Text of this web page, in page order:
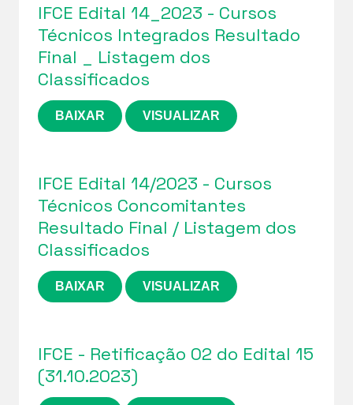
IFCE Edital 14_2023 - Cursos
Técnicos Integrados Resultado
Final _ Listagem dos
Classificados
BAIXAR VISUALIZAR
IFCE Edital 14/2023 - Cursos
Técnicos Concomitantes
Resultado Final / Listagem dos
Classificados
BAIXAR VISUALIZAR
IFCE - Retificação 02 do Edital 15
(31.10.2023)